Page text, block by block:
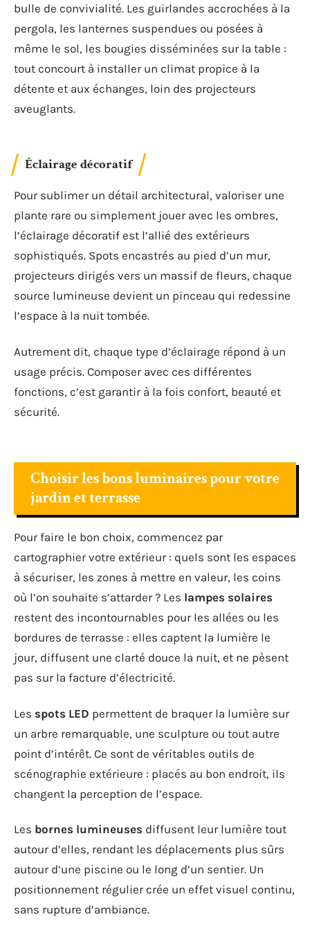
bulle de convivialité. Les guirlandes accrochées à la
pergola, les lanternes suspendues ou posées à
même le sol, les bougies disséminées sur la table :
tout concourt à installer un climat propice à la
détente et aux échanges, loin des projecteurs
aveuglants.
Éclairage décoratif
Pour sublimer un détail architectural, valoriser une
plante rare ou simplement jouer avec les ombres,
l’éclairage décoratif est l’allié des extérieurs
sophistiqués. Spots encastrés au pied d’un mur,
projecteurs dirigés vers un massif de fleurs, chaque
source lumineuse devient un pinceau qui redessine
l’espace à la nuit tombée.
Autrement dit, chaque type d’éclairage répond à un
usage précis. Composer avec ces différentes
fonctions, c’est garantir à la fois confort, beauté et
sécurité.
Choisir les bons luminaires pour votre
jardin et terrasse
Pour faire le bon choix, commencez par
cartographier votre extérieur : quels sont les espaces
à sécuriser, les zones à mettre en valeur, les coins
où l’on souhaite s’attarder ? Les lampes solaires
restent des incontournables pour les allées ou les
bordures de terrasse : elles captent la lumière le
jour, diffusent une clarté douce la nuit, et ne pèsent
pas sur la facture d’électricité.
Les spots LED permettent de braquer la lumière sur
un arbre remarquable, une sculpture ou tout autre
point d’intérêt. Ce sont de véritables outils de
scénographie extérieure : placés au bon endroit, ils
changent la perception de l’espace.
Les bornes lumineuses diffusent leur lumière tout
autour d’elles, rendant les déplacements plus sûrs
autour d’une piscine ou le long d’un sentier. Un
positionnement régulier crée un effet visuel continu,
sans rupture d’ambiance.